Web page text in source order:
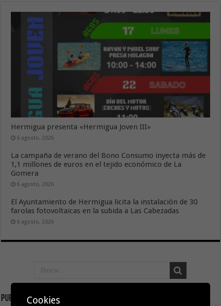
Hermigua presenta «Hermigua Joven III»
6 agosto, 2026
La campaña de verano del Bono Consumo inyecta más de
1,1 millones de euros en el tejido económico de La
Gomera
6 agosto, 2026
El Ayuntamiento de Hermigua licita la instalación de 30
farolas fotovoltaicas en la subida a Las Cabezadas
6 agosto, 2026
PublicidadCookies